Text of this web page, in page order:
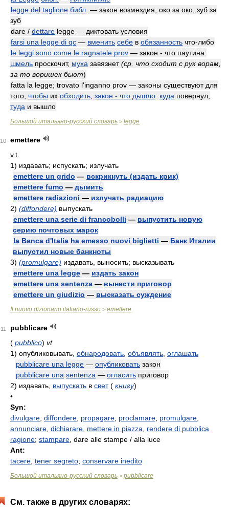
legge del taglione библ . — закон возмездия; око за око, зуб за
зуб
dare / dettare legge — диктовать условия
farsi una legge di qc — вменить себе в обязанность что-либо
le leggi sono come le ragnatele prov — закон - что паутина:
шмель проскочит, муха завязнет(ср. что сходит с рук ворам,
за то воришек бьют)
fatta la legge; trovato l'inganno prov — законы существуют для
того, чтобы их обходить; закон - что дышло: куда повернул,
туда и вышло
Большой итальяно-русский словарь > legge
10
emettere
v.t.
1) издавать; испускать; излучать
emettere un grido — вскрикнуть (издать крик)
emettere fumo — дымить
emettere radiazioni — излучать радиацию
2) (diffondere) выпускать
emettere una serie di francobolli — выпустить новую
серию почтовых марок
la Banca d'Italia ha emesso nuovi biglietti — Банк Италии
выпустил новые банкноты
3) (promulgare) издавать, выносить; высказывать
emettere una legge — издать закон
emettere una sentenza — вынести приговор
emettere un giudizio — высказать суждение
Il nuovo dizionario italiano-russo > emettere
11
pubblicare
( pubblico) vt
1) опубликовывать, обнародовать объявлять оглашать
pubblicare una legge — опубликовать закон
pubblicare una sentenza — огласить приговор
2) издавать, выпускать в свет ( книгу)
•
Syn:
divulgare diffondere propagare proclamare promulgare
annunciare dichiarare mettere in piazza
rendere di pubblica
ragione; stampare dare alle stampe / alla luce
Ant:
tacere tener segreto; conservare inedito
Большой итальяно-русский словарь > pubblicare
См. также в других словарях: